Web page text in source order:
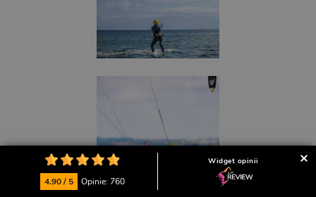
4.90 / 5 Opinie: 760
Widget opinii